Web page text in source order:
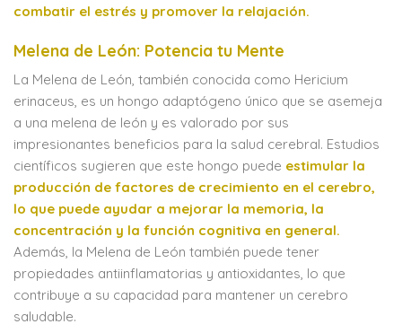
combatir el estrés y promover la relajación.
Melena de León: Potencia tu Mente
La Melena de León, también conocida como Hericium
erinaceus, es un hongo adaptógeno único que se asemeja
a una melena de león y es valorado por sus
impresionantes beneficios para la salud cerebral. Estudios
científicos sugieren que este hongo puede estimular la
producción de factores de crecimiento en el cerebro,
lo que puede ayudar a mejorar la memoria, la
concentración y la función cognitiva en general.
Además, la Melena de León también puede tener
propiedades antiinflamatorias y antioxidantes, lo que
contribuye a su capacidad para mantener un cerebro
saludable.